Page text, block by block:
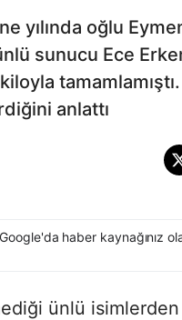
yılında oğlu
sunucu Ece
anlattı
Google'da haber kaynağınız
ünlü